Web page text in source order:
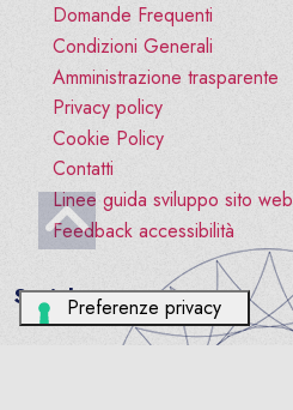
Domande Frequenti
Condizioni Generali
Amministrazione trasparente
Privacy policy
Cookie Policy
Contatti
Linee guida sviluppo sito web
Feedback accessibilità
Social
facebook